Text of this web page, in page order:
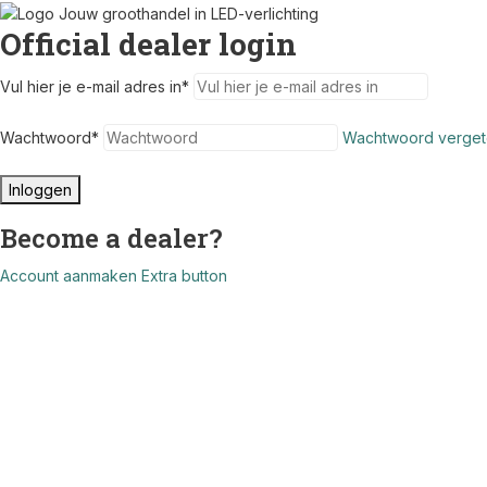
Official dealer login
Vul hier je e-mail adres in*
Wachtwoord* Wachtwoord
Inloggen
Become a dealer?
Account aanmaken Extra button